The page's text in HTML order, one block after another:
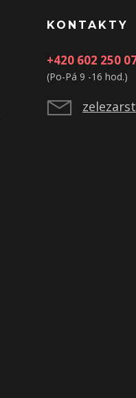
KONTAKTY
+420 602 250
(Po-Pá 9 -16 hod.)